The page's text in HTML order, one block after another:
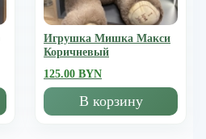
Игрушка Мишка Mакси
Коричневый
125.00 BYN
В корзину